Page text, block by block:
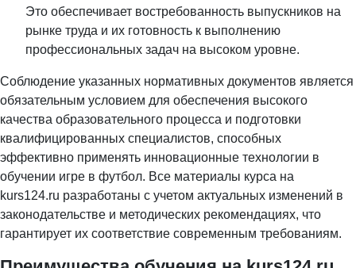
Это обеспечивает востребованность выпускников на
рынке труда и их готовность к выполнению
профессиональных задач на высоком уровне.
Соблюдение указанных нормативных документов является
обязательным условием для обеспечения высокого
качества образовательного процесса и подготовки
квалифицированных специалистов, способных
эффективно применять инновационные технологии в
обучении игре в футбол. Все материалы курса на
kurs124.ru разработаны с учетом актуальных изменений в
законодательстве и методических рекомендациях, что
гарантирует их соответствие современным требованиям.